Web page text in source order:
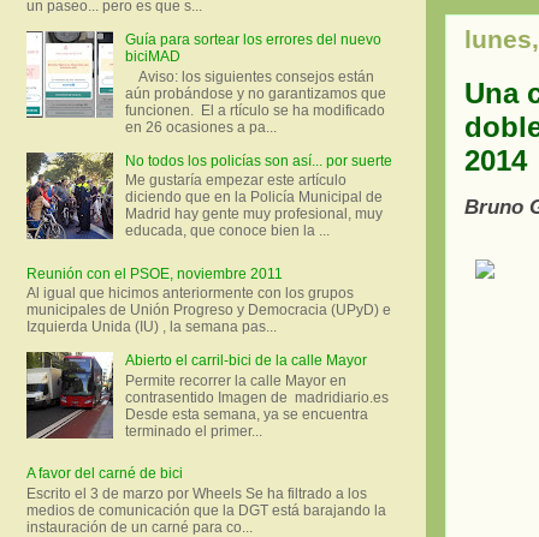
Una
2014
Bruno
un paseo... pero es que s...
Guía para sortear los errores del nuevo
biciMAD
Aviso: los siguientes consejos están
aún probándose y no garantizamos que
funcionen. El a rtículo se ha modificado
en 26 ocasiones a pa...
No todos los policías son así... por suerte
Me gustaría empezar este artículo
diciendo que en la Policía Municipal de
Madrid hay gente muy profesional, muy
educada, que conoce bien la ...
Reunión con el PSOE, noviembre 2011
Al igual que hicimos anteriormente con los grupos
municipales de Unión Progreso y Democracia (UPyD) e
Izquierda Unida (IU) , la semana pas...
Abierto el carril-bici de la calle Mayor
Permite recorrer la calle Mayor en
contrasentido Imagen de madridiario.es
Desde esta semana, ya se encuentra
terminado el primer...
A favor del carné de bici
Escrito el 3 de marzo por Wheels Se ha filtrado a los
medios de comunicación que la DGT está barajando la
instauración de un carné para co...